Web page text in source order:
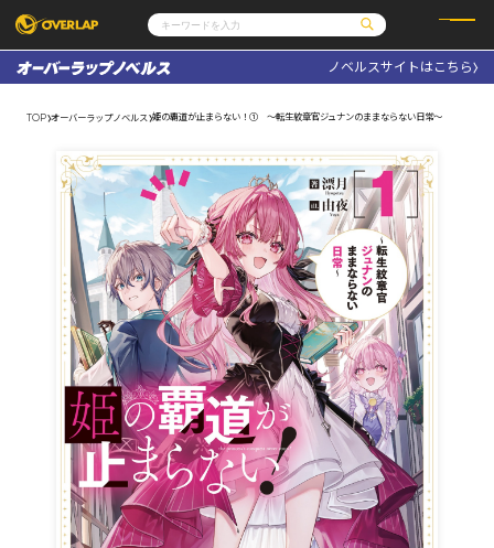
コミックガルド
コミッククリエ
文庫
ノベルス
その他
コミックエッセイ
ポケットモンスター
ゲーム
通販・NEWS
OVERLAP STORE
オーバーラップ広報室
企業
会社概要
採用情報
アクセス
オーバーラップホールディングス
お問い合わせはこちら
オーバーラップ文庫
オーバーラップノベルス
オーバーラップノベルスf
ロサージュノベルス
ノベルスサイトはこちら
TOP オーバーラップノベルス 姫の覇道が止まらない！① ～転生紋章官ジュナンのままならない日常～